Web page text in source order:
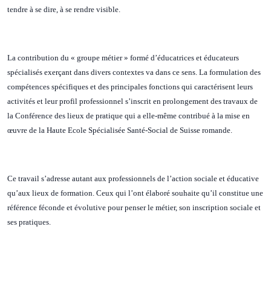
tendre à se dire, à se rendre visible.
La contribution du « groupe métier » formé d’éducatrices et éducateurs
spécialisés exerçant dans divers contextes va dans ce sens. La formulation des
compétences spécifiques et des principales fonctions qui caractérisent leurs
activités et leur profil professionnel s’inscrit en prolongement des travaux de
la Conférence des lieux de pratique qui a elle-même contribué à la mise en
œuvre de la Haute Ecole Spécialisée Santé-Social de Suisse romande.
Ce travail s’adresse autant aux professionnels de l’action sociale et éducative
qu’aux lieux de formation. Ceux qui l’ont élaboré souhaite qu’il constitue une
référence féconde et évolutive pour penser le métier, son inscription sociale et
ses pratiques.